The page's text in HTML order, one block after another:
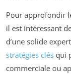
Pour approfondir
il est intéressant
d’une solide
stratégies clés qui
commerciale ou